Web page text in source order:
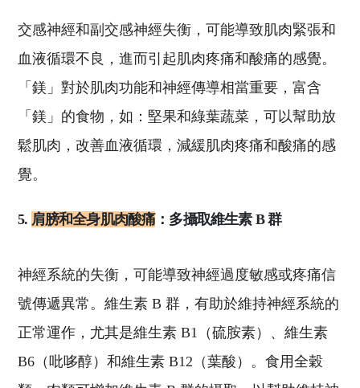
交感神經和副交感神經失衡，可能導致肌肉緊張和
血液循環不良，進而引起肌肉疼痛和酸痛的感覺。
「鎂」對於肌肉功能和神經傳導相當重要，富含
「鎂」的食物，如：堅果和綠葉蔬菜，可以幫助放
鬆肌肉，改善血液循環，減緩肌肉疼痛和酸痛的感
覺。
5. 肩膀和全身肌肉酸痛：多攝取維生素 B 群
神經系統的失衡，可能導致神經過度敏感或疼痛信
號傳遞異常。維生素 B 群，有助於維持神經系統的
正常運作，尤其是維生素 B1（硫胺素）、維生素
B6（吡哆醇）和維生素 B12（葉酸）。食用全穀